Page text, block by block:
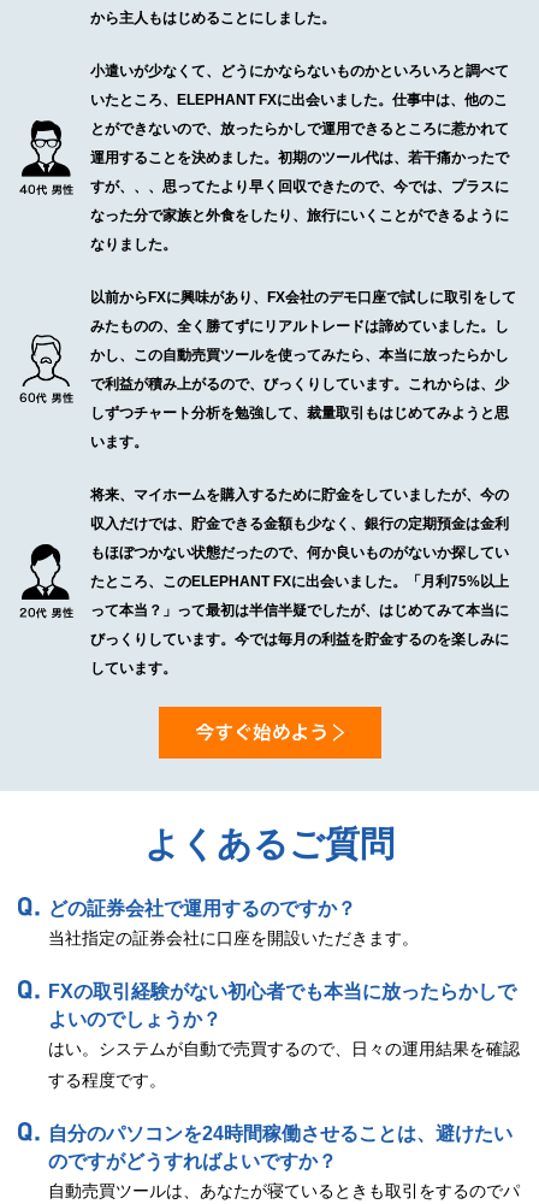
から主人もはじめることにしました。
小遣いが少なくて、どうにかならないものかといろいろと調べて
いたところ、ELEPHANT FXに出会いました。仕事中は、他のこ
とができないので、放ったらかしで運用できるところに惹かれて
運用することを決めました。初期のツール代は、若干痛かったで
すが、、、思ってたより早く回収できたので、今では、プラスに
なった分で家族と外食をしたり、旅行にいくことができるように
なりました。
以前からFXに興味があり、FX会社のデモ口座で試しに取引をして
みたものの、全く勝てずにリアルトレードは諦めていました。し
かし、この自動売買ツールを使ってみたら、本当に放ったらかし
で利益が積み上がるので、びっくりしています。これからは、少
しずつチャート分析を勉強して、裁量取引もはじめてみようと思
います。
将来、マイホームを購入するために貯金をしていましたが、今の
収入だけでは、貯金できる金額も少なく、銀行の定期預金は金利
もほぼつかない状態だったので、何か良いものがないか探してい
たところ、このELEPHANT FXに出会いました。「月利75%以上
って本当？」って最初は半信半疑でしたが、はじめてみて本当に
びっくりしています。今では毎月の利益を貯金するのを楽しみに
しています。
よくあるご質問
どの証券会社で運用するのですか？
当社指定の証券会社に口座を開設いただきます。
FXの取引経験がない初心者でも本当に放ったらかしで
よいのでしょうか？
はい。システムが自動で売買するので、日々の運用結果を確認
する程度です。
自分のパソコンを24時間稼働させることは、 避けたい
のですがどうすればよいですか？
自動売買ツールは、あなたが寝ているときも取引をするのでパ